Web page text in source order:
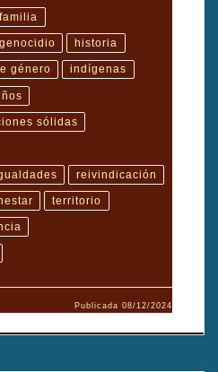
familia
genocidio historia
género indígenas
sólidas
reivindicación
territorio
Publicada08/12/2024